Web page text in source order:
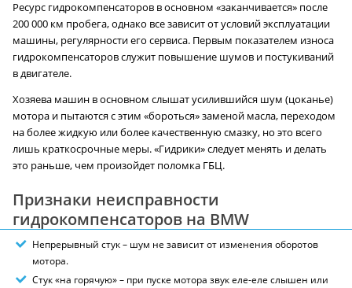
Ресурс гидрокомпенсаторов в основном «заканчивается» после
200 000 км пробега, однако все зависит от условий эксплуатации
машины, регулярности его сервиса. Первым показателем износа
гидрокомпенсаторов служит повышение шумов и постукиваний
в двигателе.
Хозяева машин в основном слышат усилившийся шум (цоканье)
мотора и пытаются с этим «бороться» заменой масла, переходом
на более жидкую или более качественную смазку, но это всего
лишь краткосрочные меры. «Гидрики» следует менять и делать
это раньше, чем произойдет поломка ГБЦ.
Признаки неисправности
гидрокомпенсаторов на BMW
Непрерывный стук – шум не зависит от изменения оборотов
мотора.
Стук «на горячую» – при пуске мотора звук еле-еле слышен или